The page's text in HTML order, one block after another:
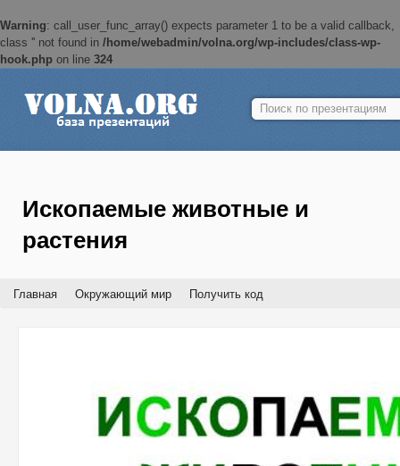
Warning: call_user_func_array() expects parameter 1 to be a valid callback,
class '' not found in /home/webadmin/volna.org/wp-includes/class-wp-
hook.php on line 324
Найти:
Ископаемые животные и
растения
Главная Окружающий мир Получить код